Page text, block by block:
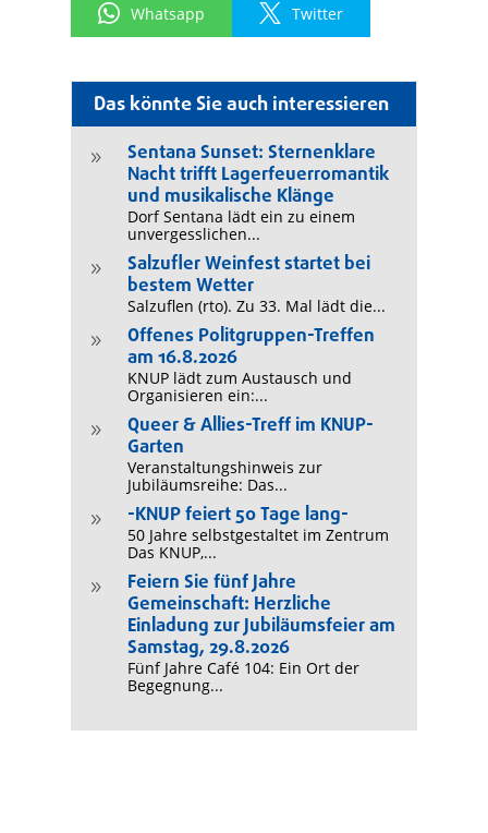
Das könnte Sie auch interessieren
9
Sentana Sunset: Sternenklare
Nacht trifft Lagerfeuerromantik
und musikalische Klänge
Dorf Sentana lädt ein zu einem
unvergesslichen...
9
Salzufler Weinfest startet bei
bestem Wetter
Salzuflen (rto). Zu 33. Mal lädt die...
9
Offenes Politgruppen-Treffen
am 16.8.2026
KNUP lädt zum Austausch und
Organisieren ein:...
9
Queer & Allies-Treff im KNUP-
Garten
Veranstaltungshinweis zur
Jubiläumsreihe: Das...
9 -KNUP feiert 50 Tage lang-
50 Jahre selbstgestaltet im Zentrum
Das KNUP,...
9
Feiern Sie fünf Jahre
Gemeinschaft: Herzliche
Einladung zur Jubiläumsfeier am
Samstag, 29.8.2026
Fünf Jahre Café 104: Ein Ort der
Begegnung...
Whatsapp Twitter